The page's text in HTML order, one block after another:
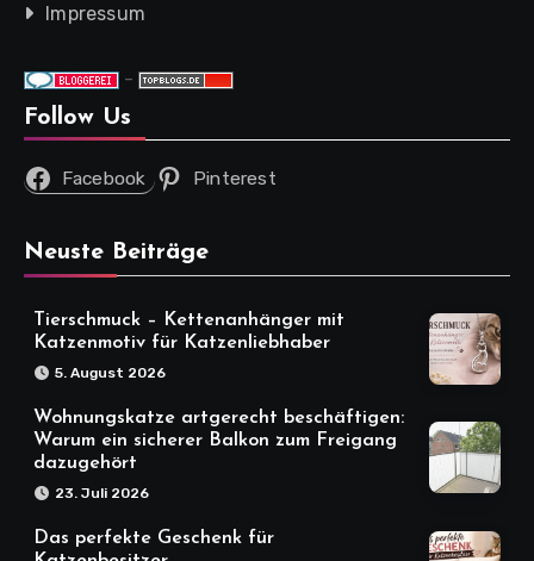
Impressum
-
Follow Us
Facebook Pinterest
Neuste Beiträge
Tierschmuck – Kettenanhänger mit
Katzenmotiv für Katzenliebhaber
5. August 2026
Wohnungskatze artgerecht beschäftigen:
Warum ein sicherer Balkon zum Freigang
dazugehört
23. Juli 2026
Das perfekte Geschenk für